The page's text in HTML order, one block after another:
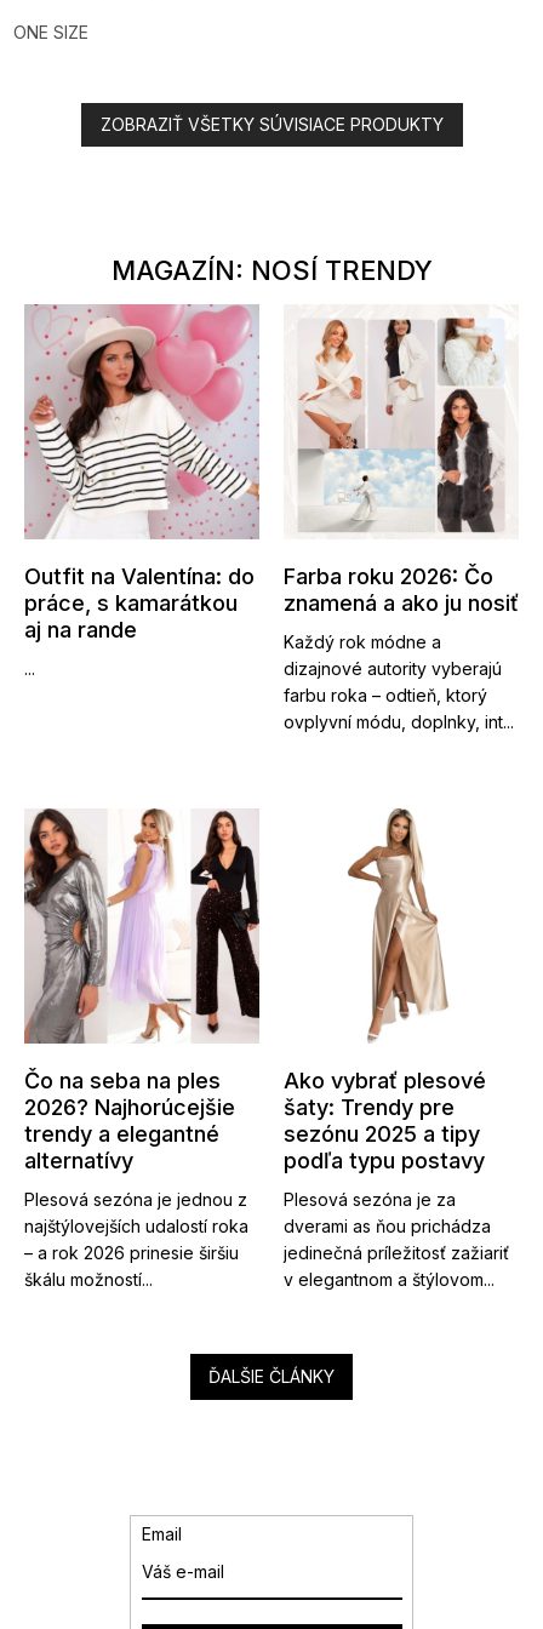
ONE SIZE
ZOBRAZIŤ VŠETKY SÚVISIACE PRODUKTY
MAGAZÍN: NOSÍ TRENDY
Outfit na Valentína: do
práce, s kamarátkou
aj na rande
...
Farba roku 2026: Čo
znamená a ako ju nosiť
Každý rok módne a
dizajnové autority vyberajú
farbu roka – odtieň, ktorý
ovplyvní módu, doplnky, int...
Čo na seba na ples
2026? Najhorúcejšie
trendy a elegantné
alternatívy
Plesová sezóna je jednou z
najštýlovejších udalostí roka
– a rok 2026 prinesie širšiu
škálu možností...
Ako vybrať plesové
šaty: Trendy pre
sezónu 2025 a tipy
podľa typu postavy
Plesová sezóna je za
dverami as ňou prichádza
jedinečná príležitosť zažiariť
v elegantnom a štýlovom...
ĎALŠIE ČLÁNKY
Email